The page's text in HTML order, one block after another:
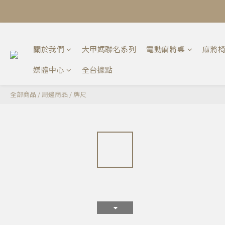
關於我們 大甲媽聯名系列 電動麻將桌
麻將
媒體中心
全台據點
全部商品 / 周邊商品 / 牌尺